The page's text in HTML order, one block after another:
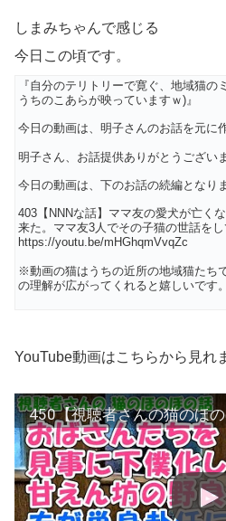
しまみちゃんで感じる
今日この頃です。
『自分のテリトリーで寛ぐ、地域猫
うちのこあらが映っていますｗ)』
今日の動画は、明子さんのお話を元に
明子さん、お話提供ありがとうござい
今日の動画は、下のお話の続編となりま
403【NNNな話】ママ友の愛犬が亡く
来た。ママ友3人でその子猫の世話をし
https://youtu.be/mHGhqmVvqZc
※動画の猫はうちの近所の地域猫たち
の理解が広がってくれると嬉しいです。
YouTube動画はこちらから見れ